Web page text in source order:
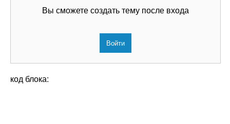
Вы сможете создать тему после входа
Войти
код блока: